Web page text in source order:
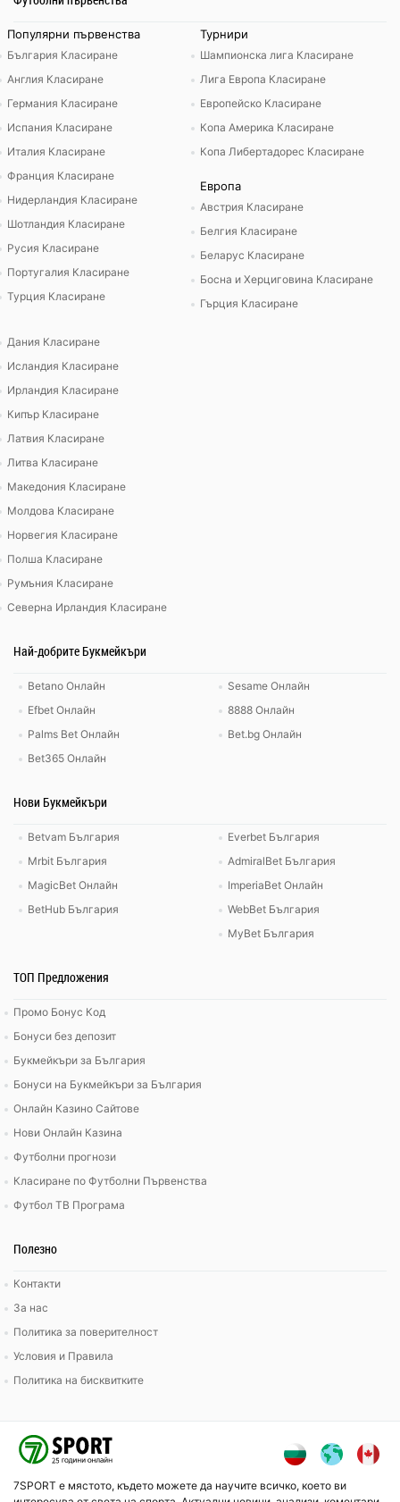
Популярни първенства
България Класиране
Англия Класиране
Германия Класиране
Испания Класиране
Италия Класиране
Франция Класиране
Нидерландия Класиране
Шотландия Класиране
Русия Класиране
Португалия Класиране
Турция Класиране
Турнири
Шампионска лига Класиране
Лига Европа Класиране
Европейско Класиране
Копа Америка Класиране
Копа Либертадорес Класиране
Европа
Австрия Класиране
Белгия Класиране
Беларус Класиране
Босна и Херциговина Класиране
Гърция Класиране
Дания Класиране
Исландия Класиране
Ирландия Класиране
Кипър Класиране
Латвия Класиране
Литва Класиране
Македония Класиране
Молдова Класиране
Норвегия Класиране
Полша Класиране
Румъния Класиране
Северна Ирландия Класиране
Най-добрите Букмейкъри
Betano Онлайн
Efbet Онлайн
Palms Bet Онлайн
Bet365 Онлайн
Sesame Онлайн
8888 Онлайн
Bet.bg Онлайн
Нови Букмейкъри
Betvam България
Mrbit България
MagicBet Онлайн
BetHub България
Everbet България
AdmiralBet България
ImperiaBet Онлайн
WebBet България
MyBet България
ТОП Предложения
Промо Бонус Код
Бонуси без депозит
Букмейкъри за България
Бонуси на Букмейкъри за България
Онлайн Казино Сайтове
Нови Онлайн Казина
Футболни прогнози
Класиране по Футболни Първенства
Футбол ТВ Програма
Полезно
Контакти
За нас
Политика за поверителност
Условия и Правила
Политика на бисквитките
7SPORT е мястото, където можете да научите всичко, което ви